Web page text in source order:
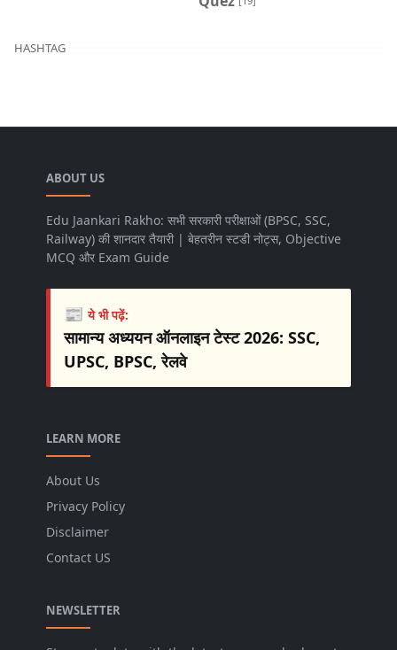
HASHTAG
ABOUT US
Edu Jaankari Rakho: सभी सरकारी परीक्षाओं (BPSC, SSC,
Railway) की शानदार तैयारी | बेहतरीन स्टडी नोट्स, Objective
MCQ और Exam Guide
📰ये भी पढ़ें:
सामान्य अध्ययन ऑनलाइन टेस्ट 2026: SSC,
UPSC, BPSC, रेलवे
LEARN MORE
About Us
Privacy Policy
Disclaimer
Contact US
NEWSLETTER